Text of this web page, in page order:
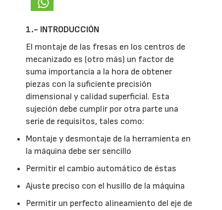
1.- INTRODUCCIÓN
El montaje de las fresas en los centros de
mecanizado es (otro más) un factor de
suma importancia a la hora de obtener
piezas con la suficiente precisión
dimensional y calidad superficial. Esta
sujeción debe cumplir por otra parte una
serie de requisitos, tales como:
Montaje y desmontaje de la herramienta en
la máquina debe ser sencillo
Permitir el cambio automático de éstas
Ajuste preciso con el husillo de la máquina
Permitir un perfecto alineamiento del eje de